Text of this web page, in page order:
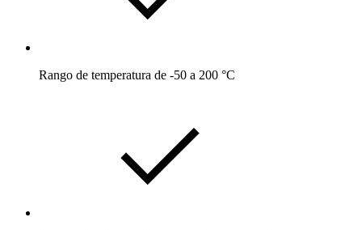
Rango de temperatura de -50 a 200 °C